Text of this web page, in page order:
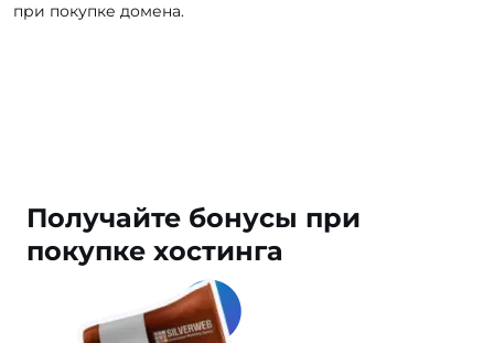
при покупке домена.
Получайте бонусы при
покупке хостинга